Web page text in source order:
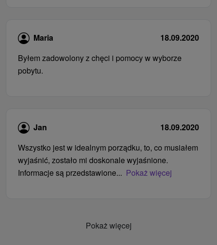
Maria
18.09.2020
Byłem zadowolony z chęci i pomocy w wyborze
pobytu.
Jan
18.09.2020
Wszystko jest w idealnym porządku, to, co musiałem
wyjaśnić, zostało mi doskonale wyjaśnione.
Informacje są przedstawione... Pokaż więcej
Pokaż więcej